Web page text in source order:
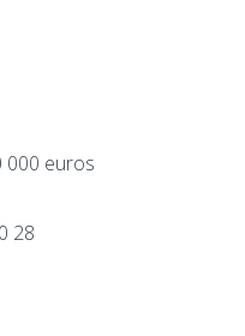
000 euros
28